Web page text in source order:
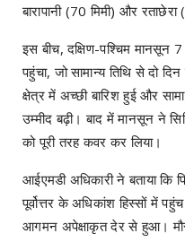
बारापानी (70 मिमी) और
इस बीच, दक्षिण-पश्चिम मानसून
पहुंचा, जो सामान्य तिथि से दो
क्षेत्र में अच्छी बारिश हुई और
उम्मीद बढ़ी। बाद में मानसून ने
को पूरी तरह कवर कर लिया।
आईएमडी अधिकारी ने बताया कि
पूर्वोत्तर के अधिकांश हिस्सों में
आगमन अपेक्षाकृत देर से हुआ।